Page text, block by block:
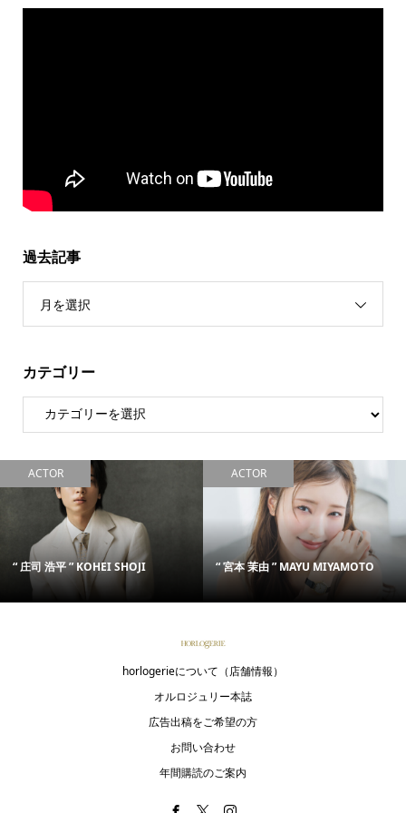
過去記事
月を選択
カテゴリー
ACTOR
“ 庄司 浩平 ” KOHEI SHOJI
ACTOR
“ 宮本 茉由 ” MAYU MIYAMOTO
horlogerieについて（店舗情報）
オルロジュリー本誌
広告出稿をご希望の方
お問い合わせ
年間購読のご案内